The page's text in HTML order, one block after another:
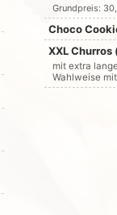
Grundpreis:
Choco
XXL
mit extra
Wahlweise